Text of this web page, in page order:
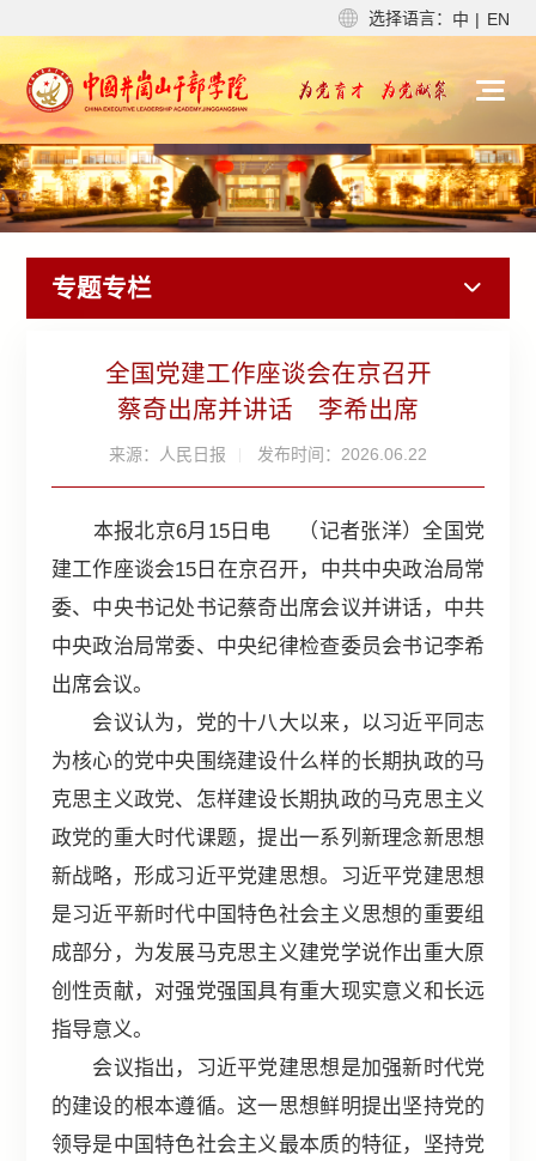
选择语言： 中 | EN
专题专栏
全国党建工作座谈会在京召开
蔡奇出席并讲话 李希出席
来源：人民日报 发布时间：2026.06.22
本报北京6月15日电 （记者张洋）全国党
建工作座谈会15日在京召开，中共中央政治局常
委、中央书记处书记蔡奇出席会议并讲话，中共
中央政治局常委、中央纪律检查委员会书记李希
出席会议。
会议认为，党的十八大以来，以习近平同志
为核心的党中央围绕建设什么样的长期执政的马
克思主义政党、怎样建设长期执政的马克思主义
政党的重大时代课题，提出一系列新理念新思想
新战略，形成习近平党建思想。习近平党建思想
是习近平新时代中国特色社会主义思想的重要组
成部分，为发展马克思主义建党学说作出重大原
创性贡献，对强党强国具有重大现实意义和长远
指导意义。
会议指出，习近平党建思想是加强新时代党
的建设的根本遵循。这一思想鲜明提出坚持党的
领导是中国特色社会主义最本质的特征，坚持党